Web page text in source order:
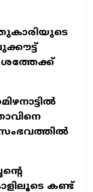
സംഭവത്തിൽ
കണ്ട്